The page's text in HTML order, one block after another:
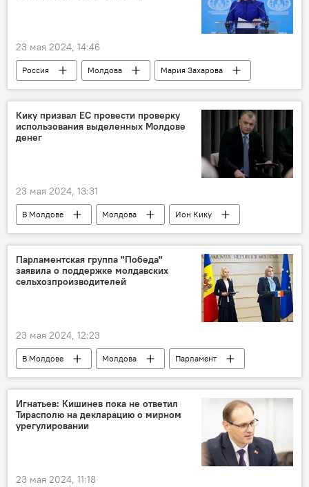
23 мая 2024, 14:46
Россия Молдова
Мария Захарова
Президентские выборы и еврореферендум-2024
Кику призвал ЕС провести проверку
использования выделенных Молдове
денег
23 мая 2024, 13:31
В Молдове Молдова Ион Кику
Парламентская группа "Победа"
заявила о поддержке молдавских
сельхозпроизводителей
23 мая 2024, 12:23
В Молдове Молдова Парламент
Игнатьев: Кишинев пока не ответил
Тирасполю на декларацию о мирном
урегулировании
23 мая 2024, 11:18